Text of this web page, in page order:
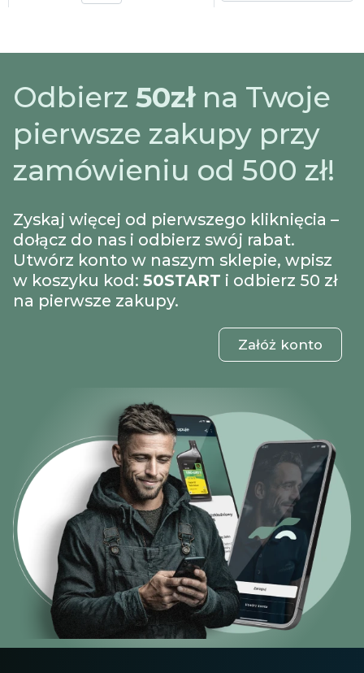
Odbierz 50złna Twoje
pierwsze zakupy przy
zamówieniu od 500 zł!
Zyskaj więcej od pierwszego kliknięcia –
dołącz do nas i odbierz swój rabat.
Utwórz konto w naszym sklepie, wpisz
w koszyku kod: 50START i odbierz 50 zł
na pierwsze zakupy.
Załóż konto